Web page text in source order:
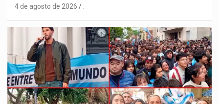
4 de agosto de 2026